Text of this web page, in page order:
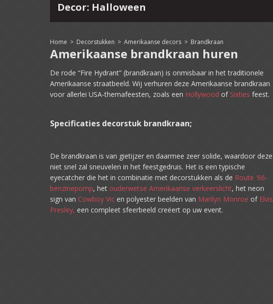
Decor: Halloween
Home > Decorstukken > Amerikaanse decors > Brandkraan
Amerikaanse brandkraan huren
De rode “Fire Hydrant” (brandkraan) is onmisbaar in het traditionele
Amerikaanse straatbeeld. Wij verhuren deze Amerikaanse brandkraan
voor allerlei USA-themafeesten, zoals een Hollywood of Sixties feest.
Specificaties decorstuk brandkraan;
De brandkraan is van gietijzer en daarmee zeer solide, waardoor deze
niet snel zal sneuvelen in het feestgedruis. Het is een typische
eyecatcher die het in combinatie met decorstukken als de Route '66-
benzinepomp, het ouderwetse Amerikaanse verkeerslicht, het neon
sign van Cowboy Vic en polyester beelden van Marilyn Monroe of Elvis
Presley, een compleet sfeerbeeld creëert op uw event.